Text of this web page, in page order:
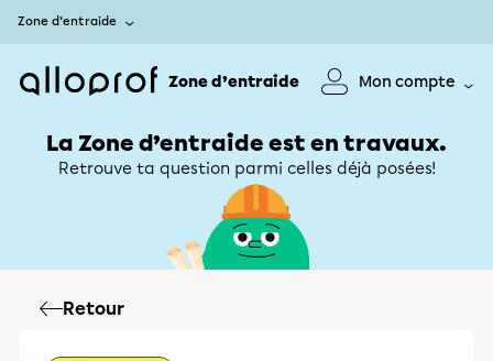
Zone d’entraide
Zone d’entraide Mon compte
La Zone d’entraide est en travaux.
Retrouve ta question parmi celles déjà posées!
Retour